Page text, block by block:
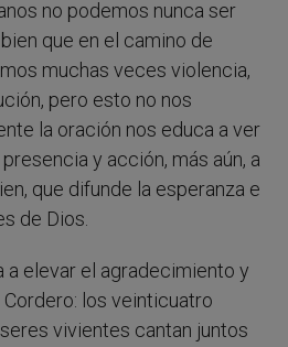
no podemos nunca ser
que en el camino de
muchas veces violencia,
pero esto no nos
la oración nos educa a ver
y acción, más aún, a
que difunde la esperanza e
de Dios.
a elevar el agradecimiento y
Cordero: los veinticuatro
vivientes cantan juntos